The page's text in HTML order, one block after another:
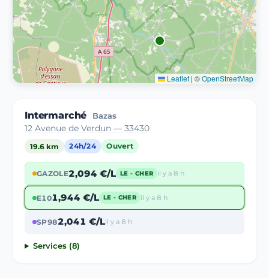
Leaflet | ©OpenStreetMap
Intermarché Bazas
12 Avenue de Verdun — 33430
19.6 km 24h/24 Ouvert
GAZOLE2,094 €/L LE - CHER il y a 8 h
E101,944 €/L LE - CHER il y a 8 h
SP982,041 €/Lil y a 8 h
Services (8)